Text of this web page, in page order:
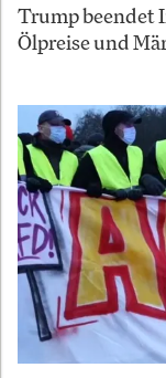
Trump beendet
Ölpreise und